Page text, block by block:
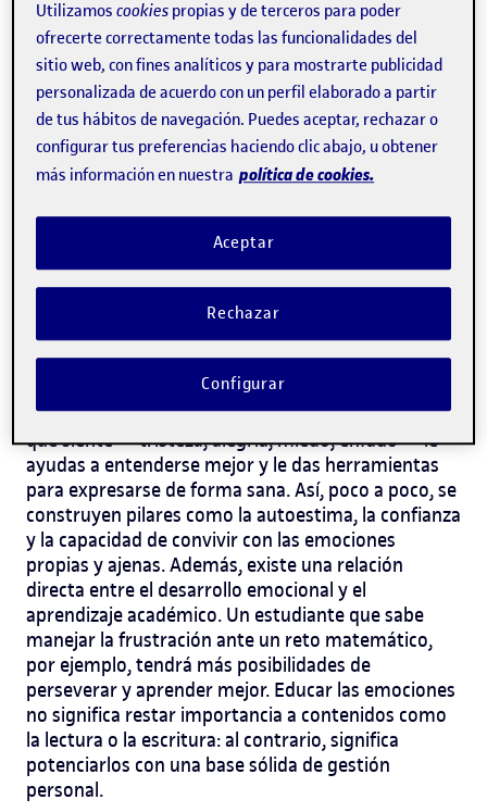
consejos prácticos que te ayudarán a acompañar a
los niños en el camino de crecer más seguros,
empáticos y felices.
¿Qué es la inteligencia
emocional y por qué es clave
en la infancia?
La inteligencia emocional no es otra cosa que la
capacidad de identificar, comprender y gestionar
nuestras propias emociones, así como reconocer lo
que sienten los demás. En los niños y niñas, este
aprendizaje es esencial porque sus primeras
experiencias emocionales marcarán gran parte de
cómo se relacionen con el mundo más adelante.
Cuando acompañas a un niño a poner nombre a lo
que siente —tristeza, alegría, miedo, enfado— le
ayudas a entenderse mejor y le das herramientas
para expresarse de forma sana. Así, poco a poco, se
construyen pilares como la autoestima, la confianza
y la capacidad de convivir con las emociones
propias y ajenas.Además, existe una relación
directa entre el desarrollo emocional y el
aprendizaje académico. Un estudiante que sabe
manejar la frustración ante un reto matemático,
por ejemplo, tendrá más posibilidades de
perseverar y aprender mejor. Educar las emociones
no significa restar importancia a contenidos como
la lectura o la escritura: al contrario, significa
potenciarlos con una base sólida de gestión
personal.
Utilizamoscookies propias y de terceros para poder
ofrecerte correctamente todas las funcionalidades del
sitio web, con fines analíticos y para mostrarte publicidad
personalizada de acuerdo con un perfil elaborado a partir
de tus hábitos de navegación. Puedes aceptar, rechazar o
configurar tus preferencias haciendo clic abajo, u obtener
más información en nuestra política de cookies.
Rechazar
Aceptar
Configurar